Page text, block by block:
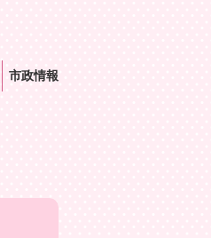
市政情報